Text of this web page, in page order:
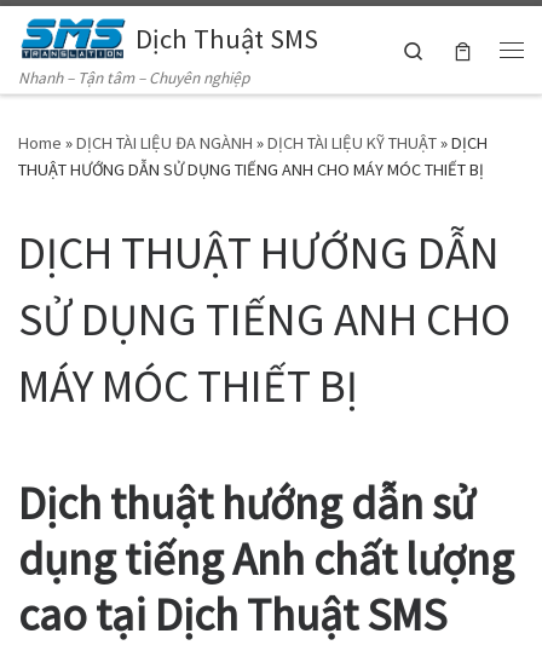
Skip to contentDịch Thuật SMS
Nhanh – Tận tâm – Chuyên nghiệp
Search
Home »DỊCH TÀI LIỆU ĐA NGÀNH »DỊCH TÀI LIỆU KỸ THUẬT»DỊCH
THUẬT HƯỚNG DẪN SỬ DỤNG TIẾNG ANH CHO MÁY MÓC THIẾT BỊ
DỊCH THUẬT HƯỚNG DẪN
SỬ DỤNG TIẾNG ANH CHO
MÁY MÓC THIẾT BỊ
Dịch thuật hướng dẫn sử
dụng tiếng Anh chất lượng
cao tại Dịch Thuật SMS